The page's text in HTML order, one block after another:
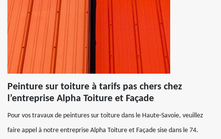
Peinture sur toiture à tarifs pas chers chez
l’entreprise Alpha Toiture et Façade
Pour vos travaux de peintures sur toiture dans le Haute-Savoie, veuillez
faire appel à notre entreprise Alpha Toiture et Façade sise dans le 74.